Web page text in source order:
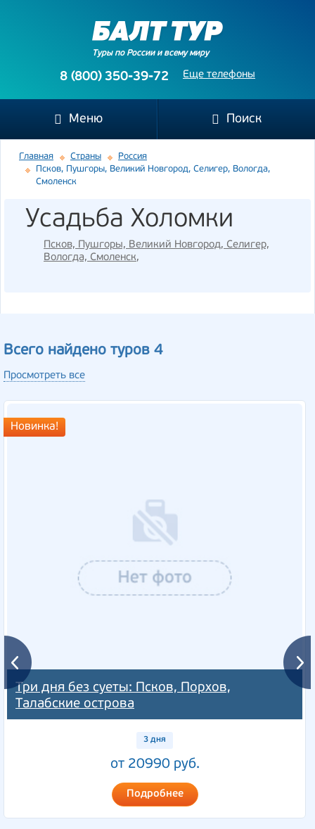
Туры по России и всему миру
Еще телефоны
8 (800) 350-39-72
Меню Поиск
Главная Страны
Россия
Псков, Пушгоры, Великий Новгород, Селигер, Вологда,
Смоленск
Усадьба Холомки
Псков, Пушгоры, Великий Новгород, Селигер,
Вологда, Смоленск,
Всего найдено туров 4
Просмотреть все
Три дня без суеты: Псков, Порхов,
Талабские острова
Новинка!
3 дня
от 20990 руб.
Подробнее